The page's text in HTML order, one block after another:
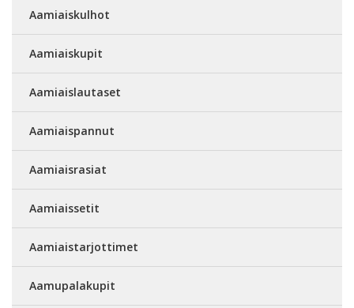
Aamiaiskulhot
Aamiaiskupit
Aamiaislautaset
Aamiaispannut
Aamiaisrasiat
Aamiaissetit
Aamiaistarjottimet
Aamupalakupit